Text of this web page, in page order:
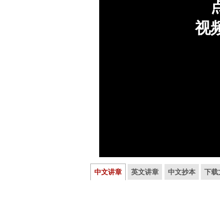
中文讲章 英文讲章 中文抄本 下载